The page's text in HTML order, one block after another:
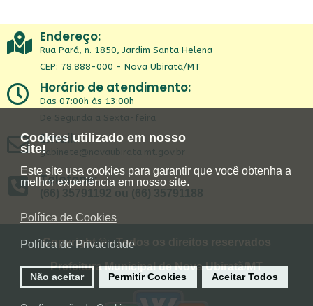
Cookies utilizado em nosso
site!
Este site usa cookies para garantir que você obtenha a
melhor experiência em nosso site.
Política de Cookies
Política de Privacidade
Não aceitar Permitir Cookies Aceitar Todos
Endereço:
Rua Pará, n. 1850, Jardim Santa Helena
CEP: 78.888-000 - Nova Ubiratã/MT
Horário de atendimento:
Das 07:00h às 13:00h
De Segunda a Sexta-feira
Email:
gabinete@novaubirata.mt.gov.br
Telefone:
(66) 35791192 ou (66) 35791188
Copyright © - Todos os direitos reservados
Prefeitura Municipal de Nova Ubiratã/MT